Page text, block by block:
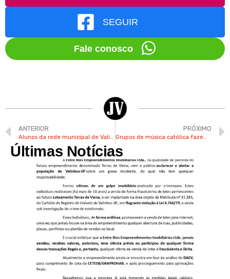
SEGUIR
Fale conosco
ANTERIOR
Alunos da rede municipal de Valinhos vão receber novos uniformes na volta às aulas
PRÓXIMO
Grupos de música católica fazem show na Festa do Figo nesta 5ª
Últimas Notícias